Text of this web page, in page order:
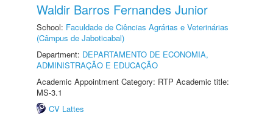
Waldir Barros Fernandes Junior
School: Faculdade de Ciências Agrárias e Veterinárias
(Câmpus de Jaboticabal)
Department: DEPARTAMENTO DE ECONOMIA,
ADMINISTRAÇÃO E EDUCAÇÃO
Academic Appointment Category: RTP Academic title:
MS-3.1
CV Lattes